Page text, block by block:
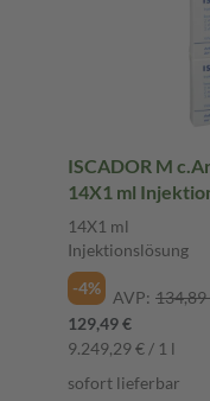
ISCADOR M
14X1 ml
14X1 ml
Injektionslösung
-4%
AVP: 134,89
129,49 €
9.249,29 € / 1 l
sofort lieferbar